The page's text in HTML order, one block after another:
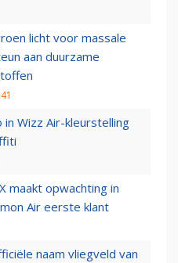
licht voor massale
aan duurzame
in Wizz Air-kleurstelling
maakt opwachting in
Air eerste klant
naam vliegveld van